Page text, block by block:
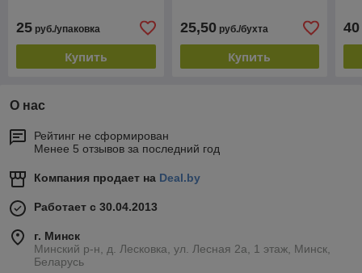
25 руб./упаковка
Купить
25,50руб./бухта
Купить
40
О нас
Рейтинг не сформирован
Менее 5 отзывов за последний год
Компания продает на Deal.by
Работает с 30.04.2013
г. Минск
Минский р-н, д. Лесковка, ул. Лесная 2а, 1 этаж, Минск,
Беларусь